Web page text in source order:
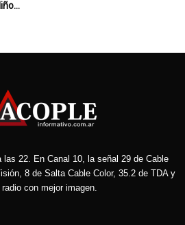
22. En Canal 10, la señal 29 de Cable
8 de Salta Cable Color, 35.2 de TDA y
con mejor imagen.